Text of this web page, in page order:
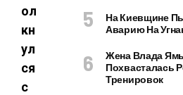
ол
кн
ул
ся
с
На Киевщине
Аварию На
Жена Влада
Похвасталась
Тренировок